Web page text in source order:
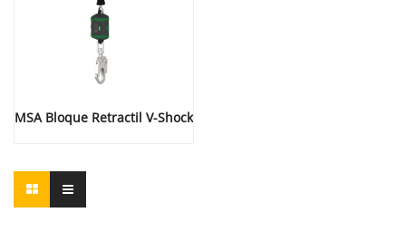
MSA Bloque Retractil V-Shock